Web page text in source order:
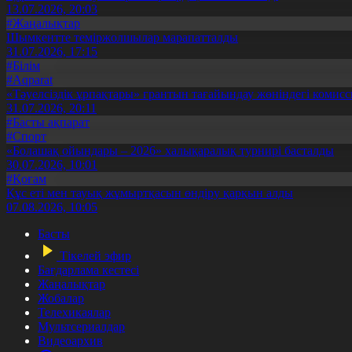
13.07.2026, 20:03
#Жаңалықтар
Шымкентте теміржолшылар марапатталды
31.07.2026, 17:15
#Білім
#Aqparat
«Тәуелсіздік ұрпақтары» грантын тағайындау жөніндегі
31.07.2026, 20:11
#Басты ақпарат
#Спорт
«Болашақ ойындары – 2026» халықаралық турнирі басталды
30.07.2026, 10:01
#Қоғам
Құс еті мен тауық жұмыртқасын өндіру қарқын алды
07.08.2026, 10:05
Басты
Тікелей эфир
Бағдарлама кестесі
Жаңалықтар
Жобалар
Телехикаялар
Мультсериалдар
Видеоархив